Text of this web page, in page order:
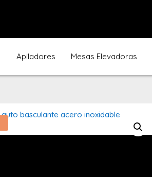
Apiladores Mesas Elevadoras